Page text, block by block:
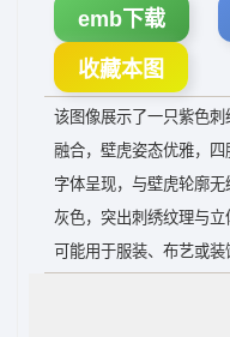
emb下载
收藏本图
该图像展示了一只紫色刺
融合，壁虎姿态优雅，四
字体呈现，与壁虎轮廓
灰色，突出刺绣纹理与立
可能用于服装、布艺或装